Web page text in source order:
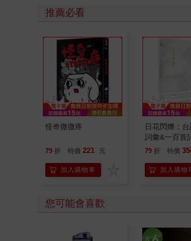
推薦必看
怪奇微微疼
79 折 特價 221 元
加入購物車
日花閃爍：
詞彙&一百首
79 折 特價
加入購物
您可能會喜歡